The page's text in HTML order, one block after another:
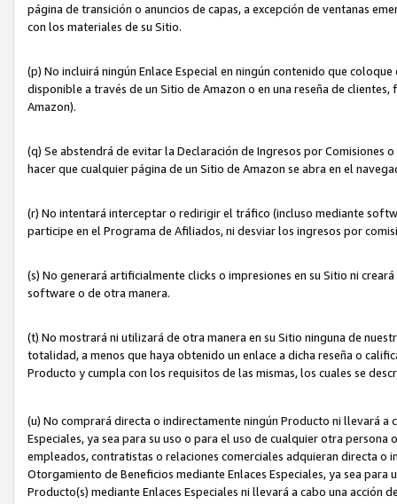
página de transición o anuncios de capas, a excepción de ventanas
con los materiales de su Sitio.
(p) No incluirá ningún Enlace Especial en ningún contenido que
disponible a través de un Sitio de Amazon o en una reseña de
Amazon).
(q) Se abstendrá de evitar la Declaración de Ingresos por
hacer que cualquier página de un Sitio de Amazon se abra en el
(r) No intentará interceptar o redirigir el tráfico (incluso mediante
participe en el Programa de Afiliados, ni desviar los ingresos por
(s) No generará artificialmente clicks o impresiones en su Sitio ni
software o de otra manera.
(t) No mostrará ni utilizará de otra manera en su Sitio ninguna de
totalidad, a menos que haya obtenido un enlace a dicha reseña o
Producto y cumpla con los requisitos de las mismas, los cuales se
(u) No comprará directa o indirectamente ningún Producto ni llevará a
Especiales, ya sea para su uso o para el uso de cualquier otra
empleados, contratistas o relaciones comerciales adquieran directa o
Otorgamiento de Beneficios mediante Enlaces Especiales, ya sea
Producto(s) mediante Enlaces Especiales ni llevará a cabo una